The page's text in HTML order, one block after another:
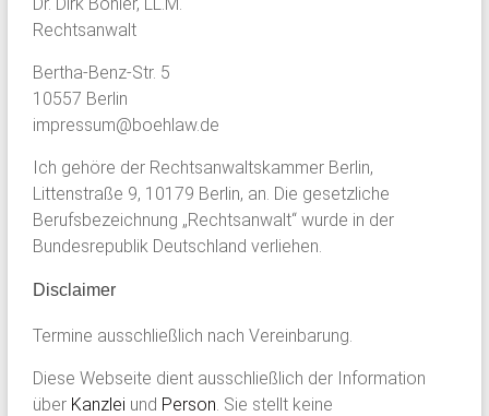
Rechtsanwalt
Bertha-Benz-Str. 5
10557 Berlin
impressum@boehlaw.de
Ich gehöre der Rechtsanwaltskammer Berlin,
Littenstraße 9, 10179 Berlin, an. Die gesetzliche
Berufsbezeichnung „Rechtsanwalt“ wurde in der
Bundesrepublik Deutschland verliehen.
Disclaimer
Termine ausschließlich nach Vereinbarung.
Diese Webseite dient ausschließlich der Information
über Kanzlei und Person. Sie stellt keine